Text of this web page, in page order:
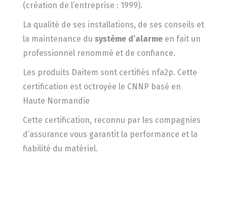
(création de l’entreprise : 1999).
La qualité de ses installations, de ses conseils et
la maintenance du système d’alarmeen fait un
professionnel renommé et de confiance.
Les produits Daitem sont certifiés nfa2p. Cette
certification est octroyée le CNNP basé en
Haute Normandie
Cette certification, reconnu par les compagnies
d’assurance vous garantit la performance et la
fiabilité du matériel.